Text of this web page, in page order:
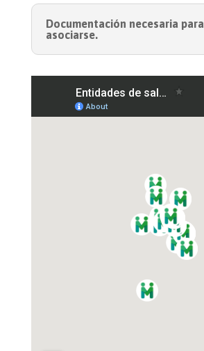
Documentación necesaria para
asociarse.